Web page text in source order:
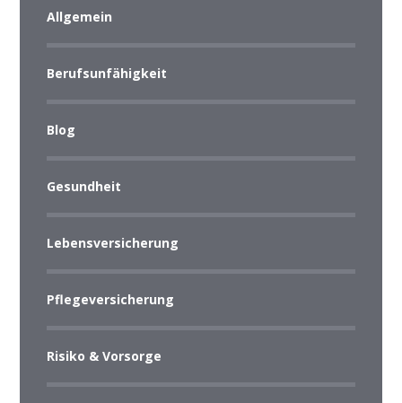
Allgemein
Berufsunfähigkeit
Blog
Gesundheit
Lebensversicherung
Pflegeversicherung
Risiko & Vorsorge